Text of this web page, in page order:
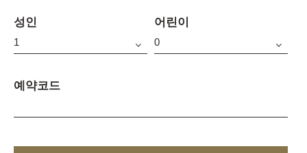
성인 어린이
예약코드